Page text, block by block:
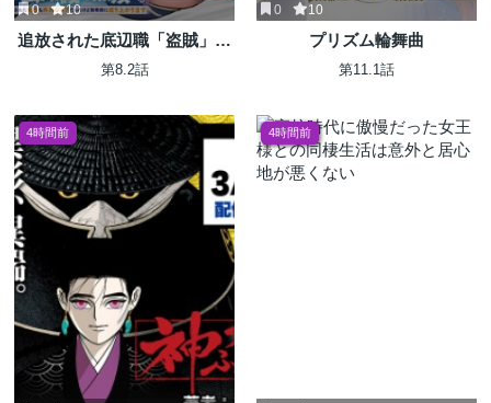
0 10
追放された底辺職「盗賊」は
ゲーム知識で無双する。一緒
がります
第8.2話
0 10
プリズム輪舞曲
第11.1話
4時間前 4時間前